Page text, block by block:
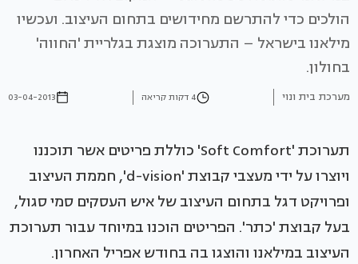
הולכים כדי להתרשם מחידושים בתחום העיצוב. ועכשיו
מילאנו בישראל – התערוכה מוצגת בגלריית 'החווה'
בחולון.
מערכת בית ונוי 4 דקות קריאה 03-04-2013
תערוכת 'Soft Comfort' כוללת פריטים אשר תוכננו
ויוצרו על ידי מעצבי קבוצת 'd-vision', חממת העיצוב
ופרויקט דגל בתחום העיצוב של איש העסקים סמי סגול,
בעל קבוצת 'כתר'. הפריטים הוכנו במיוחד עבור תערוכת
העיצוב במילאנו והוצגו בה בחודש אפריל האחרון.